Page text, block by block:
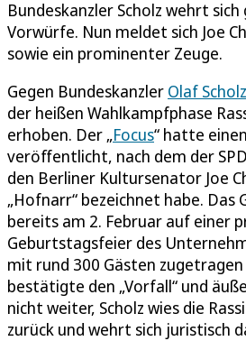
Bundeskanzler Scholz wehrt sich
Vorwürfe. Nun meldet sich Joe
sowie ein prominenter Zeuge.
Gegen Bundeskanzler Olaf Scholz
der heißen Wahlkampfphase
erhoben. Der „Focus“ hatte
veröffentlicht, nach dem der
den Berliner Kultursenator Joe
„Hofnarr“ bezeichnet habe. Das
bereits am 2. Februar auf einer
Geburtstagsfeier des
mit rund 300 Gästen zugetragen
bestätigte den „Vorfall“ und
nicht weiter, Scholz wies die
zurück und wehrt sich juristisch